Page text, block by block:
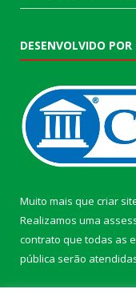
DESENVOLVIDO POR
Muito mais que criar
Realizamos uma
contrato que todas as
pública serão